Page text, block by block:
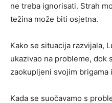
ne treba ignorisati. Strah
težina može biti osjetna.
Kako se situacija razvijala,
ukazivao na probleme, dok
zaokupljeni svojim brigama
Kada se suočavamo s